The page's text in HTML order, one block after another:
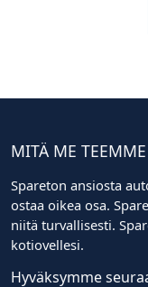
MITÄ ME TEEMME
Spareton ansiosta
ostaa oikea osa.
niitä turvallisesti.
kotiovellesi.
Hyväksymme